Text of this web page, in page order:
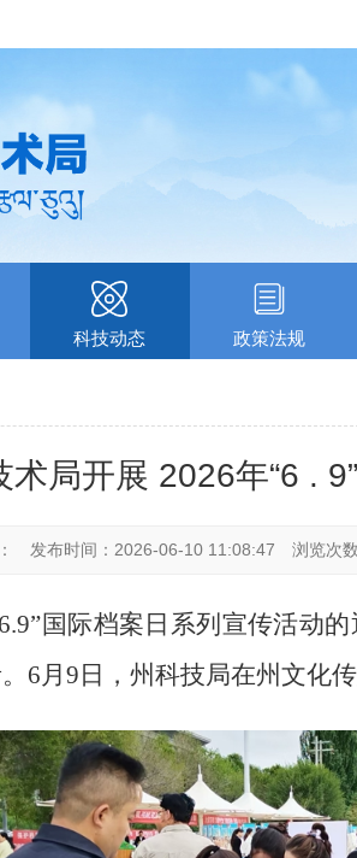
科技动态 政策法规
术局开展 2026年“6 .
发布时间：2026-06-10 11:08:47 浏览次数
国际档案日系列宣传活动
6月 9 日，州科技局在州文化